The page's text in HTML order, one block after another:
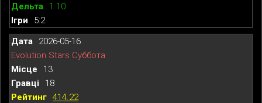
1.10
5:2
2026-05-16
Evolution Stars Суббота
13
18
414.22